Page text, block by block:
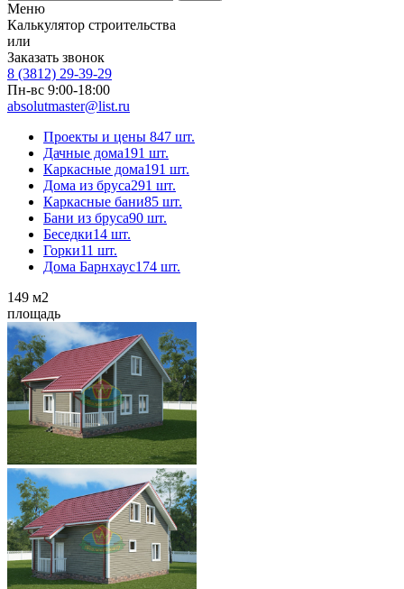
Меню
Калькулятор строительства
или
Заказать звонок
8 (3812) 29-39-29
Пн-вс 9:00-18:00
absolutmaster@list.ru
Проекты и цены 847 шт.
Дачные дома191 шт.
Каркасные дома191 шт.
Дома из бруса291 шт.
Каркасные бани85 шт.
Бани из бруса90 шт.
Беседки14 шт.
Горки11 шт.
Дома Барнхаус174 шт.
149 м2
площадь